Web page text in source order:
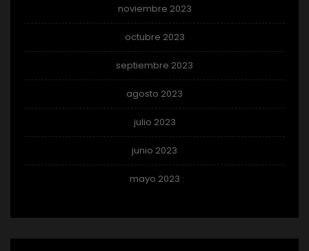
noviembre 2023
octubre 2023
septiembre 2023
agosto 2023
julio 2023
junio 2023
mayo 2023